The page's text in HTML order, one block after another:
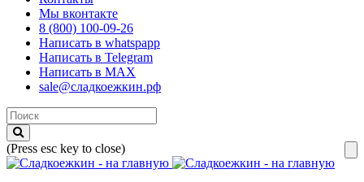
Мы вконтакте
8 (800) 100-09-26
Написать в whatspapp
Написать в Telegram
Написать в MAX
sale@сладкоежкин.рф
(Press esc key to close)